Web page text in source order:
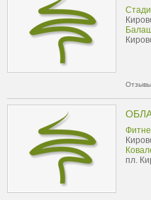
пл.